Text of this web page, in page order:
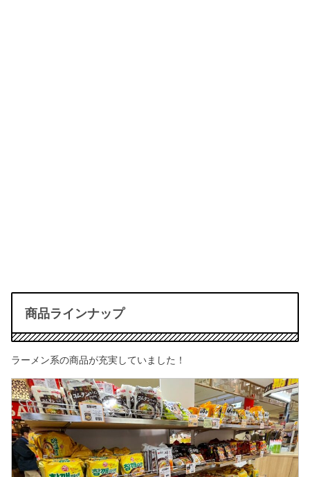
商品ラインナップ
ラーメン系の商品が充実していました！